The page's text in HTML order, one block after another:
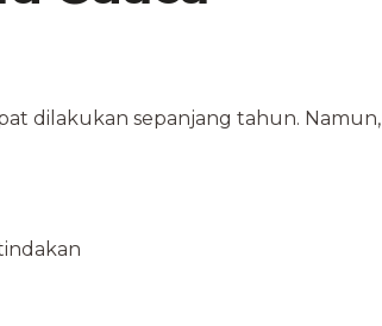
dilakukan sepanjang tahun. Namun,